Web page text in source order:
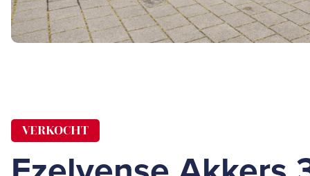
VERKOCHT